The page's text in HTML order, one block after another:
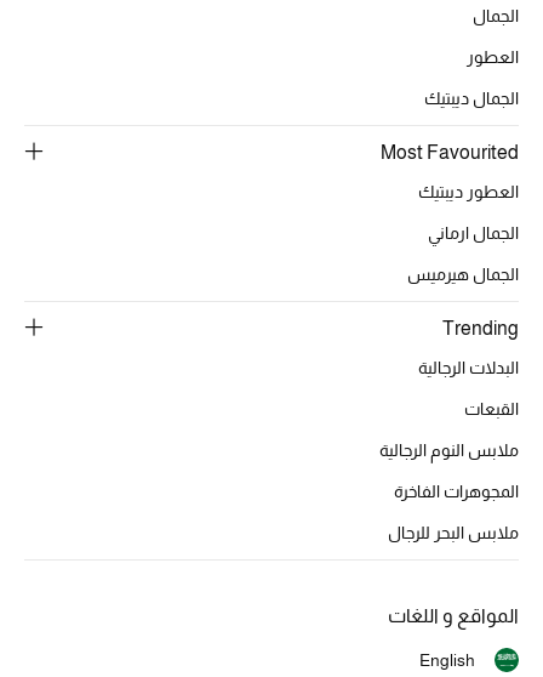
تشكيلة مستلزمات الأطفال
مستلزمات الأطفال الرضع
مستلزمات الأولاد (2 - 14 سنة)
أبرز المصممين
تسوقوا التشكيلة
مستلزمات المنزل
عرض جميع المنتجات
ما وصلنا حديثا
الجمال
العطور
الجمال ديبتيك
Most Favourited
العطور ديبتيك
الجمال ارماني
الجمال هيرميس
Trending
البدلات الرجالية
القبعات
ملابس النوم الرجالية
المجوهرات الفاخرة
ملابس البحر للرجال
المواقع و اللغات
English